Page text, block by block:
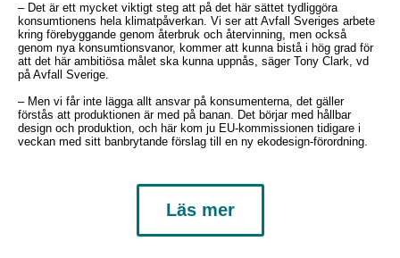
– Det är ett mycket viktigt steg att på det här sättet tydliggöra
konsumtionens hela klimatpåverkan. Vi ser att Avfall Sveriges arbete
kring förebyggande genom återbruk och återvinning, men också
genom nya konsumtionsvanor, kommer att kunna bistå i hög grad för
att det här ambitiösa målet ska kunna uppnås, säger Tony Clark, vd
på Avfall Sverige.
– Men vi får inte lägga allt ansvar på konsumenterna, det gäller
förstås att produktionen är med på banan. Det börjar med hållbar
design och produktion, och här kom ju EU-kommissionen tidigare i
veckan med sitt banbrytande förslag till en ny ekodesign-förordning.
Läs mer